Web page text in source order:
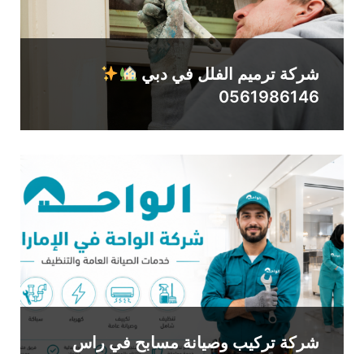
شركة ترميم الفلل في دبي
0561986146
شركة تركيب وصيانة مسابح في راس